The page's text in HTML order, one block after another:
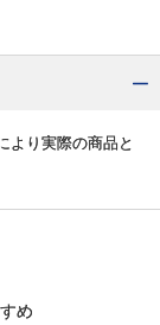
より実際の商品と
め